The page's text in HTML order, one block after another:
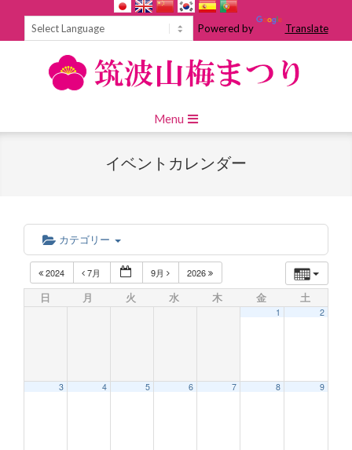
Powered by Translate
Navigation
Menu
イベントカレンダー
カテゴリー
2024 7月 9月 2026
日 月 火 水 木 金 土
1 2
3 4 5 6 7 8 9